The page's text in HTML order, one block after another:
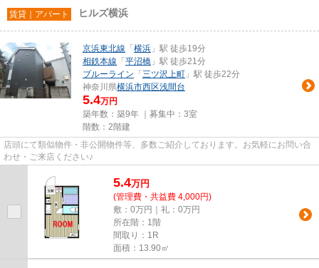
賃貸｜アパート ヒルズ横浜
京浜東北線 「 横浜 」駅 徒歩19分
相鉄本線 「 平沼橋 」駅 徒歩21分
ブルーライン 「 三ツ沢上町 」駅 徒歩22分
神奈川県横浜市西区浅間台
5.4万円
築年数：築9年 ｜募集中： 3室
階数：2階建
店頭にて類似物件・非公開物件等、多数ご紹介しております。お気軽にお問い合
わせ・ご来店ください♪
5.4万円
(管理費・共益費 4,000円)
敷：0万円｜礼：0万円
所在階：1階
間取り：1R
面積：13.90㎡